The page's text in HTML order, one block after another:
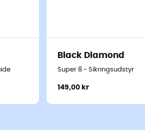
Black Diamond
Super 8 - Sikringsudstyr
149,00 kr